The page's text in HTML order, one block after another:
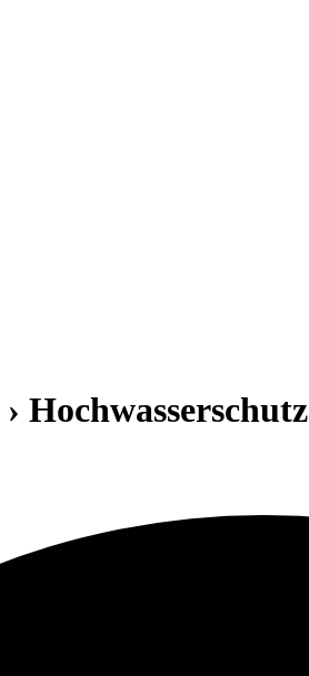
› Hochwasserschutz